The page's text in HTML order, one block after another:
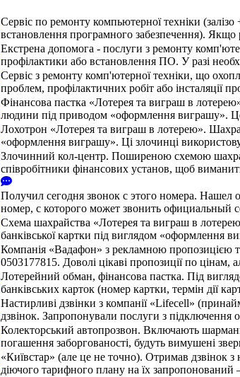
Сервіс по ремонту компьютерної техніки
встановлення програмного забезпечення). Якщо
Екстрена допомога - послуги з ремонту
профілактики або встановлення ПО. У разі
Сервіс з ремонту комп'ютерної техніки, що
проблем, профілактичних робіт або інсталяції
Фінансова пастка «Лотерея та виграш в
людини під приводом «оформлення виграшу».
Лохотрон «Лотерея та виграш в лотерею».
«оформлення виграшу». Ці злочинці
Злочинний кол-центр. Поширеною схемою
співробітники фінансових установ, щоб
Получил сегодня звонок с этого номера. Нашел
номер, с которого может звонить официальный
Схема шахрайства «Лотерея та виграш в
банківської картки під виглядом «оформлення
Компанія «Вадафон» з рекламною пропозицією
0503177815. Доволі цікаві пропозиції по
Лотерейний обман, фінансова пастка. Під
банківських карток (номер картки, термін дії
Настирливі дзвінки з компанії «Lifecell»
дзвінок. Запропонували послуги з підключення
Колекторський автопрозвон. Включають
погашення заборгованості, будуть вимушені
«Київстар» (але це не точно). Отримав дзвінок
діючого тарифного плану на їх запропонований